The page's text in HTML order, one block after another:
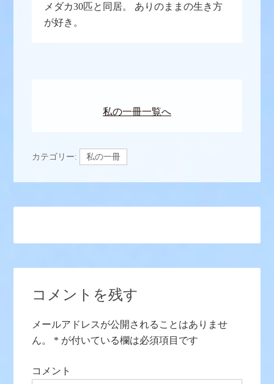
メダカ30匹と同居。 ありのままの生き方
が好き。
私の一冊一覧へ
カテゴリー: 私の一冊
コメントを残す
メールアドレスが公開されることはありませ
ん。
* が付いている欄は必須項目です
コメント